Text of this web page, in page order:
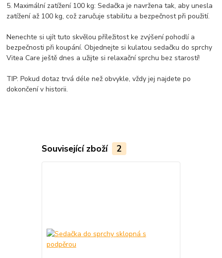
5. Maximální zatížení 100 kg: Sedačka je navržena tak, aby unesla
zatížení až 100 kg, což zaručuje stabilitu a bezpečnost při použití.
Nenechte si ujít tuto skvělou příležitost ke zvýšení pohodlí a
bezpečnosti při koupání. Objednejte si kulatou sedačku do sprchy
Vitea Care ještě dnes a užijte si relaxační sprchu bez starostí!
TIP: Pokud dotaz trvá déle než obvykle, vždy jej najdete po
dokončení v historii.
Související zboží 2